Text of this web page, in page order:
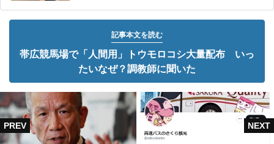
記事本文を読む
帯広競馬場で「人間用」トウモロコシ大量配布 いっ
たいなぜ？調教師に聞いた